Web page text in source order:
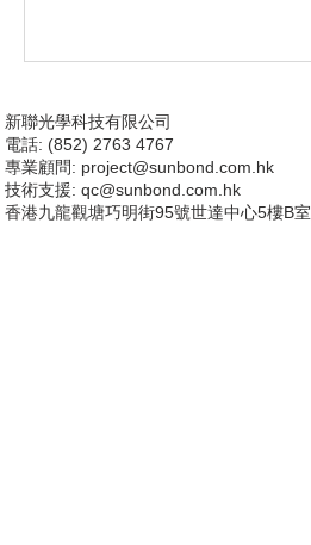
新聯光學科技有限公司
電話: (852) 2763 4767
專業顧問: project@sunbond.com.hk
技術支援: qc@sunbond.com.hk
香港九龍觀塘巧明街95號世達中心5樓B室